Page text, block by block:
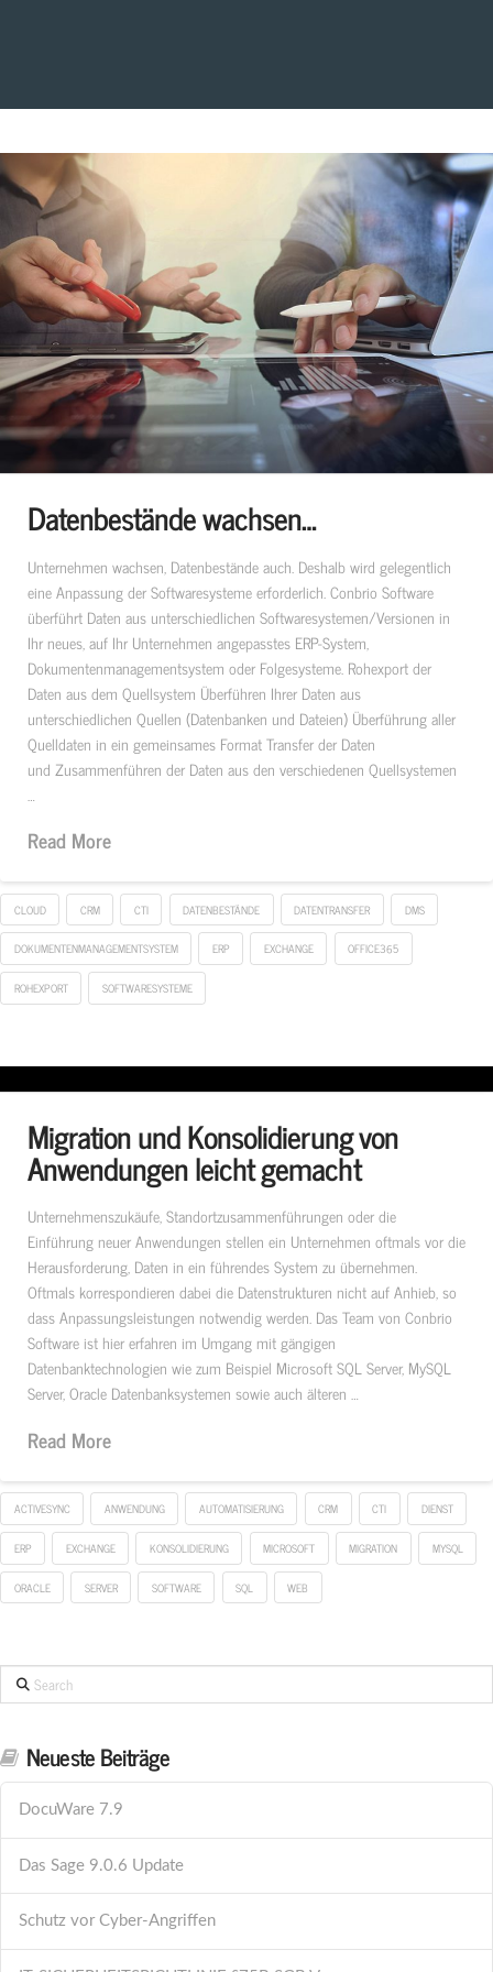
Datenbestände wachsen…
Unternehmen wachsen, Datenbestände auch. Deshalb wird gelegentlich
eine Anpassung der Softwaresysteme erforderlich. Conbrio Software
überführt Daten aus unterschiedlichen Softwaresystemen/Versionen in
Ihr neues, auf Ihr Unternehmen angepasstes ERP-System,
Dokumentenmanagementsystem oder Folgesysteme. Rohexport der
Daten aus dem Quellsystem Überführen Ihrer Daten aus
unterschiedlichen Quellen (Datenbanken und Dateien) Überführung aller
Quelldaten in ein gemeinsames Format Transfer der Daten
und Zusammenführen der Daten aus den verschiedenen Quellsystemen
Read More
CLOUD CRM CTI DATENBESTÄNDE DATENTRANSFER DMS
DOKUMENTENMANAGEMENTSYSTEM ERP EXCHANGE OFFICE365
ROHEXPORT SOFTWARESYSTEME
Migration und Konsolidierung von
Anwendungen leicht gemacht
Unternehmenszukäufe, Standortzusammenführungen oder die
Einführung neuer Anwendungen stellen ein Unternehmen oftmals vor die
Herausforderung, Daten in ein führendes System zu übernehmen.
Oftmals korrespondieren dabei die Datenstrukturen nicht auf Anhieb, so
dass Anpassungsleistungen notwendig werden. Das Team von Conbrio
Software ist hier erfahren im Umgang mit gängigen
Datenbanktechnologien wie zum Beispiel Microsoft SQL Server, MySQL
Server, Oracle Datenbanksystemen sowie auch älteren …
Read More
ACTIVESYNC ANWENDUNG AUTOMATISIERUNG CRM CTI DIENST
ERP EXCHANGE KONSOLIDIERUNG MICROSOFT MIGRATION MYSQL
ORACLE SERVER SOFTWARE SQL WEB
Search
Neueste Beiträge
DocuWare 7.9
Das Sage 9.0.6 Update
Schutz vor Cyber-Angriffen